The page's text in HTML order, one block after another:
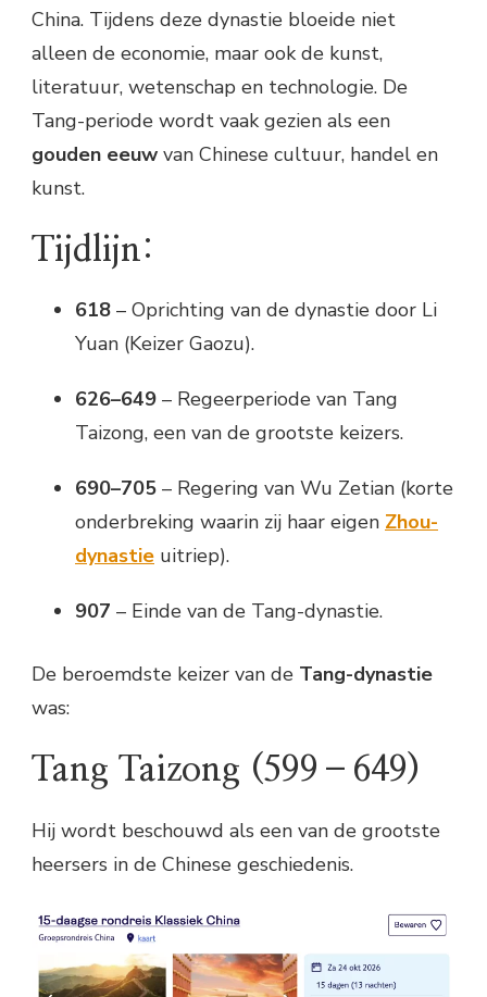
China. Tijdens deze dynastie bloeide niet
alleen de economie, maar ook de kunst,
literatuur, wetenschap en technologie. De
Tang-periode wordt vaak gezien als een
gouden eeuw van Chinese cultuur, handel en
kunst.
Tijdlijn:
618 – Oprichting van de dynastie door Li
Yuan (Keizer Gaozu).
626–649 – Regeerperiode van Tang
Taizong, een van de grootste keizers.
690–705 – Regering van Wu Zetian (korte
onderbreking waarin zij haar eigen Zhou-
dynastie uitriep).
907 – Einde van de Tang-dynastie.
De beroemdste keizer van de Tang-dynastie
was:
Tang Taizong (599–649)
Hij wordt beschouwd als een van de grootste
heersers in de Chinese geschiedenis.